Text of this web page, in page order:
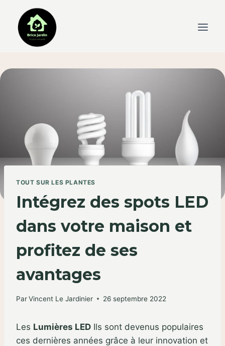
content
TOUT SUR LES PLANTES
Intégrez des spots LED
dans votre maison et
profitez de ses
avantages
ParVincent Le Jardinier 26 septembre 2022
Les Lumières LED Ils sont devenus populaires
ces dernières années grâce à leur innovation et